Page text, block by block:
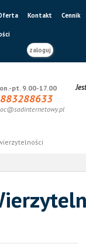
Kontakt Cennik
zaloguj
pt. 9.00-17.00
883288633